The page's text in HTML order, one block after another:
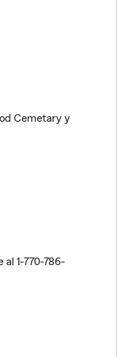
Cemetary y
al 1-770-786-